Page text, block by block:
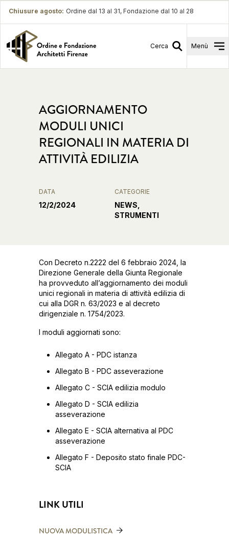
Chiusure agosto: Ordine dal 13 al 31, Fondazione dal 10 al 28
Cerca Menù
AGGIORNAMENTO
MODULI UNICI
REGIONALI IN MATERIA DI
ATTIVITÀ EDILIZIA
DATA
12/2/2024
CATEGORIE
NEWS,
STRUMENTI
Con Decreto n.2222 del 6 febbraio 2024, la
Direzione Generale della Giunta Regionale
ha provveduto all’aggiornamento dei moduli
unici regionali in materia di attività edilizia di
cui alla DGR n. 63/2023 e al decreto
dirigenziale n. 1754/2023.
I moduli aggiornati sono:
Allegato A - PDC istanza
Allegato B - PDC asseverazione
Allegato C - SCIA edilizia modulo
Allegato D - SCIA edilizia
asseverazione
Allegato E - SCIA alternativa al PDC
asseverazione
Allegato F - Deposito stato finale PDC-
SCIA
LINK UTILI
NUOVA MODULISTICA